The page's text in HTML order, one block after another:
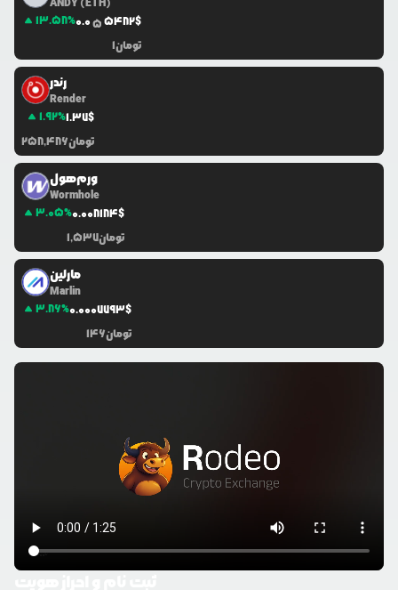
13.58%0.055482$
1تومان
رندر
Render
1.92%1.37$
258,486تومان
ورم‌هول
Wormhole
3.05%0.008184$
1,537تومان
مارلین
Marlin
3.86%0.0007793$
146تومان